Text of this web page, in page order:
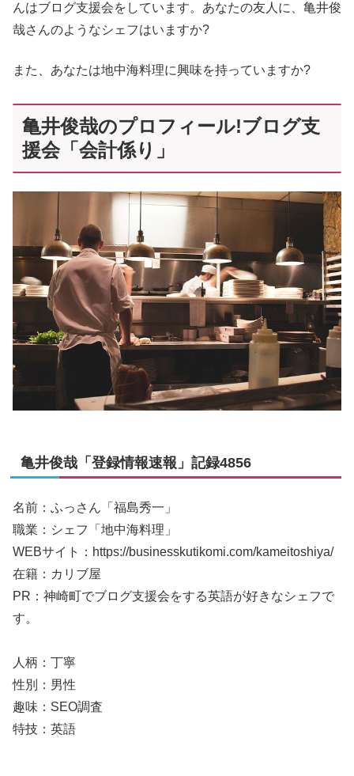
んはブログ支援会をしています。あなたの友人に、亀井俊
哉さんのようなシェフはいますか?
また、あなたは地中海料理に興味を持っていますか?
亀井俊哉のプロフィール!ブログ支
援会「会計係り」
亀井俊哉「登録情報速報」記録4856
名前：ふっさん「福島秀一」
職業：シェフ「地中海料理」
WEBサイト：https://businesskutikomi.com/kameitoshiya/
在籍：カリブ屋
PR：神崎町でブログ支援会をする英語が好きなシェフで
す。
人柄：丁寧
性別：男性
趣味：SEO調査
特技：英語